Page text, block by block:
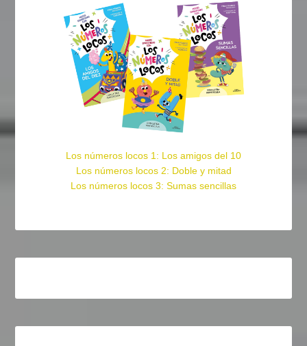
Los números locos 1: Los amigos del 10
Los números locos 2: Doble y mitad
Los números locos 3: Sumas sencillas